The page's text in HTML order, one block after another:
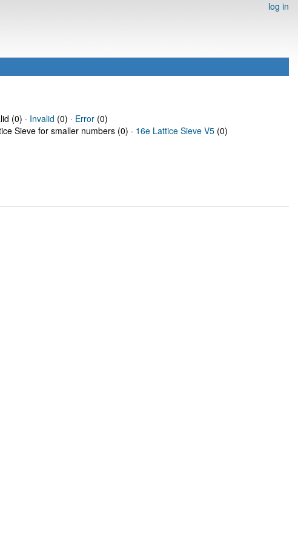
log in
(0) · Invalid (0) · Error(0)
Sieve for smaller numbers (0) · 16e Lattice Sieve V5 (0)